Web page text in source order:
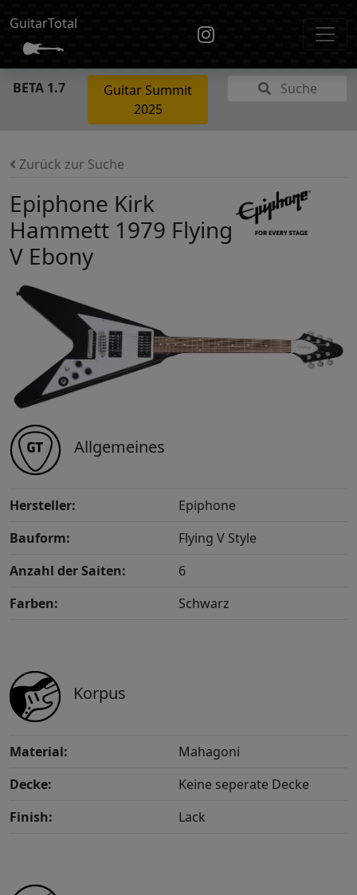
GuitarTotal
BETA 1.7
Guitar Summit
2025
Suche
Zurück zur Suche
Epiphone Kirk
Hammett 1979 Flying
V Ebony
Allgemeines
Hersteller:
Epiphone
Bauform:
Flying V Style
Anzahl der Saiten:
6
Farben:
Schwarz
Korpus
Material:
Mahagoni
Decke:
Keine seperate Decke
Finish:
Lack